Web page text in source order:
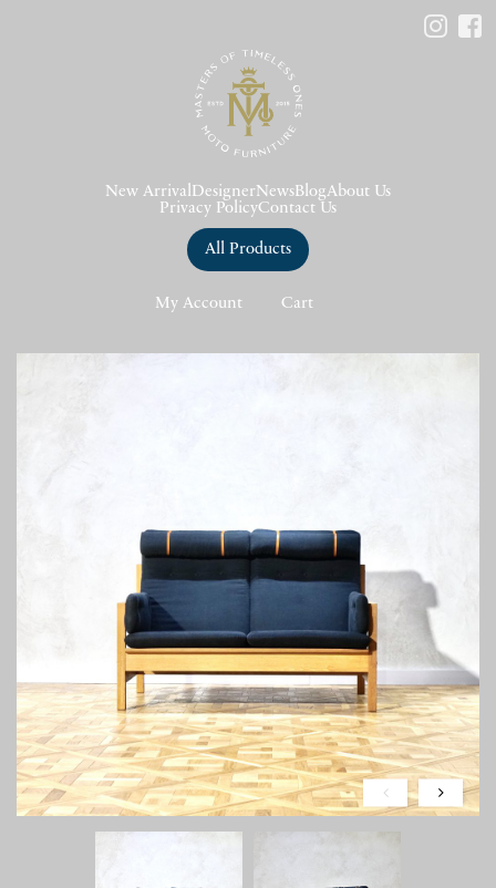
New Arrival DesignerNews BlogAbout Us
Privacy PolicyContact Us
All Products
My Account Cart